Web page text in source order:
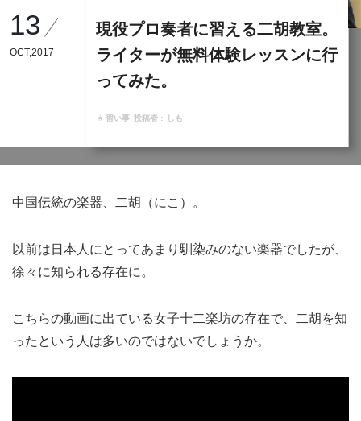
13
OCT,2017
現役プロ奏者に習える二胡教室。
ライターが無料体験レッスンに行
ってみた。
# 習い事 投稿者 : しも
中国伝統の楽器、二胡（にこ）。
以前は日本人にとってあまり馴染みのない楽器でしたが、
徐々に知られる存在に。
こちらの動画に出ている女子十二楽坊の存在で、二胡を知
ったという人は多いのではないでしょうか。